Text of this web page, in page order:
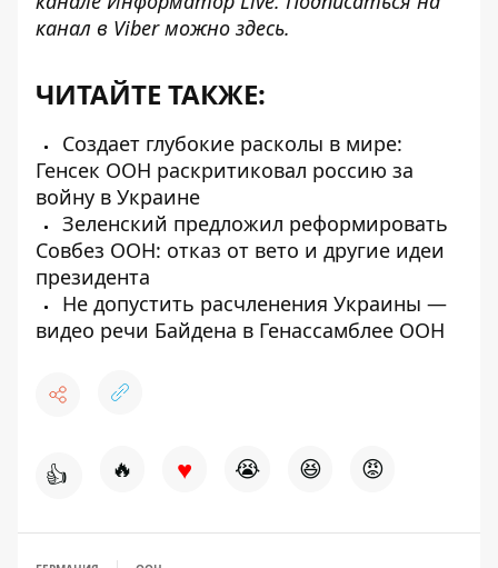
канал в Viber можно здесь.
ЧИТАЙТЕ ТАКЖЕ:
Создает глубокие расколы в мире:
Генсек ООН раскритиковал россию за
войну в Украине
Зеленский предложил реформировать
Совбез ООН: отказ от вето и другие идеи
президента
Не допустить расчленения Украины —
видео речи Байдена в Генассамблее ООН
👍 🔥 ♥ 😭 😆 😡